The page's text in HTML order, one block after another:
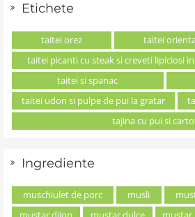
Etichete
taitei orez
taitei
taitei picanti cu steak si creveti lipiciosi
taitei si spanac
taitei udon si pulpe de pui la gratar
tajina cu pui si
Ingrediente
muschiulet de porc musli